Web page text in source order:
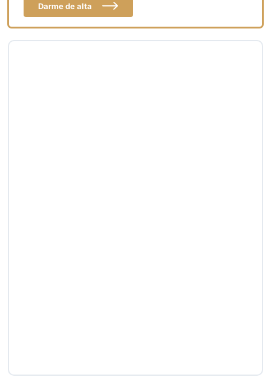
Darme de alta